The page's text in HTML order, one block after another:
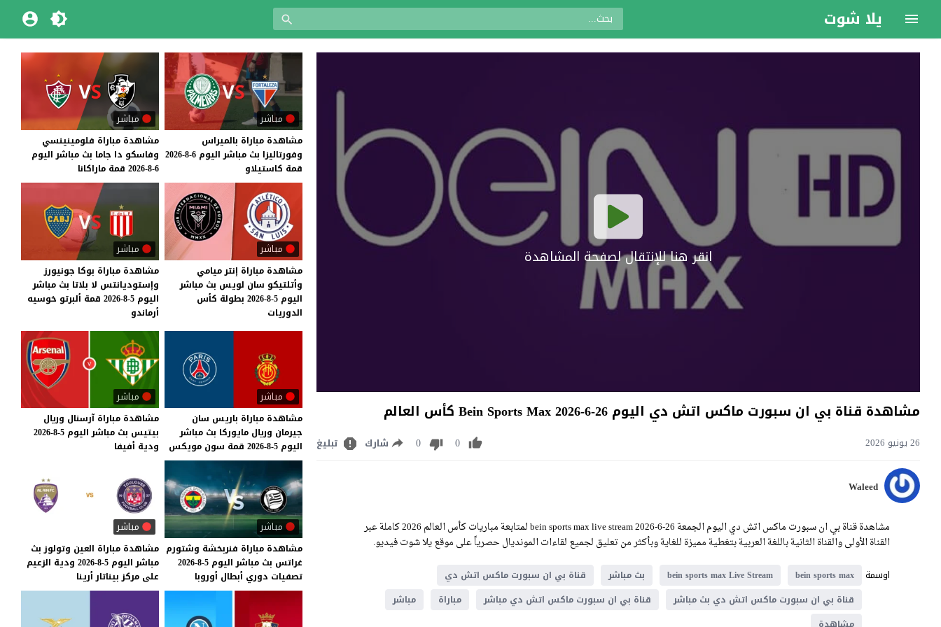
يلا شوت
انقر هنا للإنتقال لصفحة المشاهدة
مشاهدة قناة بي ان سبورت ماكس اتش دي اليوم 26-6-2026 Bein Sports Max كأس العالم
26 يونيو 2026 0
0 شارك تبليغ
Waleed
مشاهدة قناة بي ان سبورت ماكس اتش دي اليوم الجمعة 26-6-2026 bein sports max live stream لمتابعة مباريات كأس العالم 2026 كاملة عبر
القناة الأولى والقناة الثانية باللغة العربية بتغطية مميزة للغاية وبأكثر من تعليق لجميع لقاءات المونديال حصرياً على موقع يلا شوت فيديو.
اوسمة
bein sports max
bein sports max Live Stream بث مباشر
قناة بي ان سبورت ماكس اتش دي
قناة بي ان سبورت ماكس اتش دي بث مباشر
قناة بي ان سبورت ماكس اتش دي مباشر مباراة
مباشر
مباشر
مشاهدة مباراة بالميراس
وفورتاليزا بث مباشر اليوم 6-8-2026
قمة كاستيلاو
مباشر
مشاهدة مباراة فلومينينسي
وفاسكو دا جاما بث مباشر اليوم
6-8-2026
قمة ماراكانا
مباشر
مشاهدة مباراة إنتر ميامي
وأتلتيكو سان لويس بث مباشر
اليوم 5-8-2026 بطولة كأس
الدوريات
مباشر
مشاهدة مباراة بوكا جونيورز
وإستوديانتس لا بلاتا بث مباشر
اليوم 5-8-2026 قمة ألبرتو خوسيه
أرماندو
مباشر
مشاهدة مباراة باريس سان
جيرمان وريال مايوركا بث مباشر
اليوم 5-8-2026 قمة سون مويكس
مباشر
مشاهدة مباراة آرسنال وريال
بيتيس بث مباشر اليوم 5-8-2026
ودية أفيفا
مباشر
مشاهدة مباراة فنربخشة وشتورم
غراتس بث مباشر اليوم 5-8-2026
تصفيات دوري أبطال أوروبا
مباشر
مشاهدة مباراة العين وتولوز بث
مباشر اليوم 5-8-2026 ودية الزعيم
على مركز بيناتار أرينا